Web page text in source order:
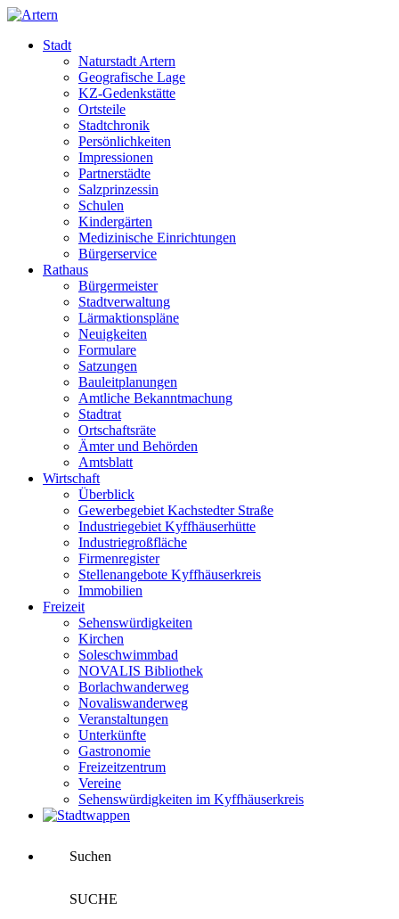
Stadt
Naturstadt Artern
Geografische Lage
KZ-Gedenkstätte
Ortsteile
Stadtchronik
Persönlichkeiten
Impressionen
Partnerstädte
Salzprinzessin
Schulen
Kindergärten
Medizinische Einrichtungen
Bürgerservice
Rathaus
Bürgermeister
Stadtverwaltung
Lärmaktionspläne
Neuigkeiten
Formulare
Satzungen
Bauleitplanungen
Amtliche Bekanntmachung
Stadtrat
Ortschaftsräte
Ämter und Behörden
Amtsblatt
Wirtschaft
Überblick
Gewerbegebiet Kachstedter Straße
Industriegebiet Kyffhäuserhütte
Industriegroßfläche
Firmenregister
Stellenangebote Kyffhäuserkreis
Immobilien
Freizeit
Sehenswürdigkeiten
Kirchen
Soleschwimmbad
NOVALIS Bibliothek
Borlachwanderweg
Novaliswanderweg
Veranstaltungen
Unterkünfte
Gastronomie
Freizeitzentrum
Vereine
Sehenswürdigkeiten im Kyffhäuserkreis
Suchen
SUCHE